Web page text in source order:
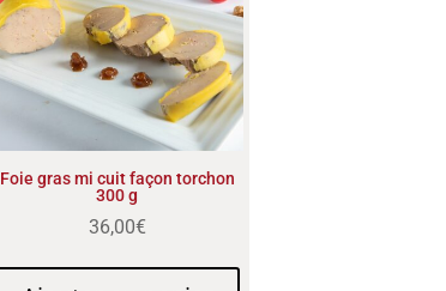
Foie gras mi cuit façon torchon
300 g
36,00€